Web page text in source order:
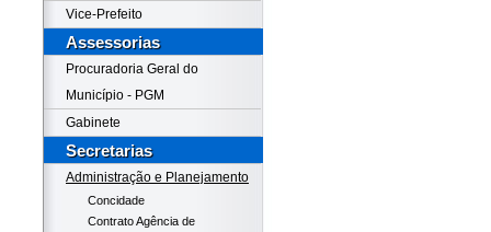
Vice-Prefeito
Assessorias
Procuradoria Geral do
Município - PGM
Gabinete
Secretarias
Administração e Planejamento
Concidade
Contrato Agência de